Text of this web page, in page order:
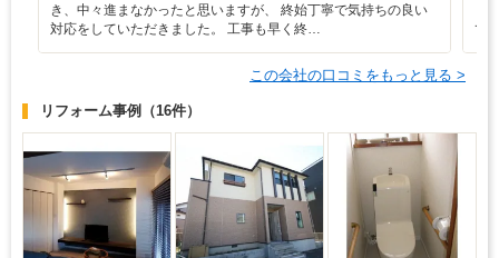
き、中々進まなかったと思いますが、 終始丁寧で気持ちの良い
対応をしていただきました。 工事も早く終…
て
この会社の口コミをもっと見る >
リフォーム事例 （16件）